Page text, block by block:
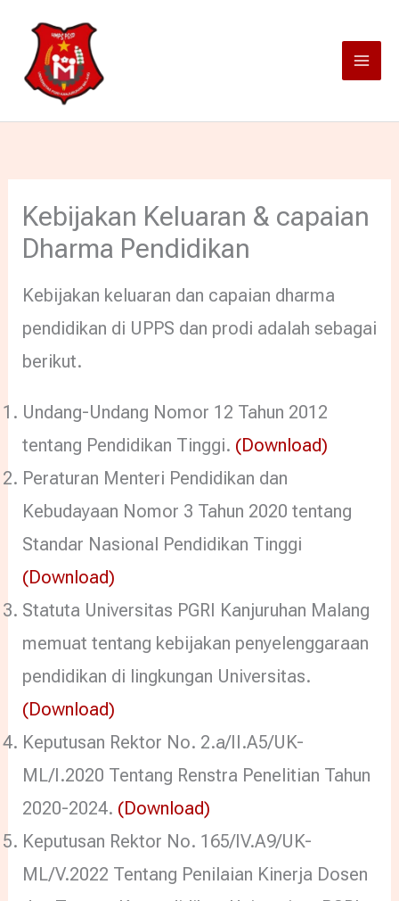
konten
Kebijakan Keluaran & capaian
Dharma Pendidikan
Kebijakan keluaran dan capaian dharma
pendidikan di UPPS dan prodi adalah sebagai
berikut.
Undang-Undang Nomor 12 Tahun 2012
tentang Pendidikan Tinggi. (Download)
Peraturan Menteri Pendidikan dan
Kebudayaan Nomor 3 Tahun 2020 tentang
Standar Nasional Pendidikan Tinggi
(Download)
Statuta Universitas PGRI Kanjuruhan Malang
memuat tentang kebijakan penyelenggaraan
pendidikan di lingkungan Universitas.
(Download)
Keputusan Rektor No. 2.a/II.A5/UK-
ML/I.2020 Tentang Renstra Penelitian Tahun
2020-2024. (Download)
Keputusan Rektor No. 165/IV.A9/UK-
ML/V.2022 Tentang Penilaian Kinerja Dosen